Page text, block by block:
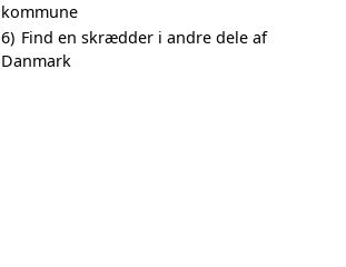
kommune
6) Find en skrædder i andre dele af
Danmark